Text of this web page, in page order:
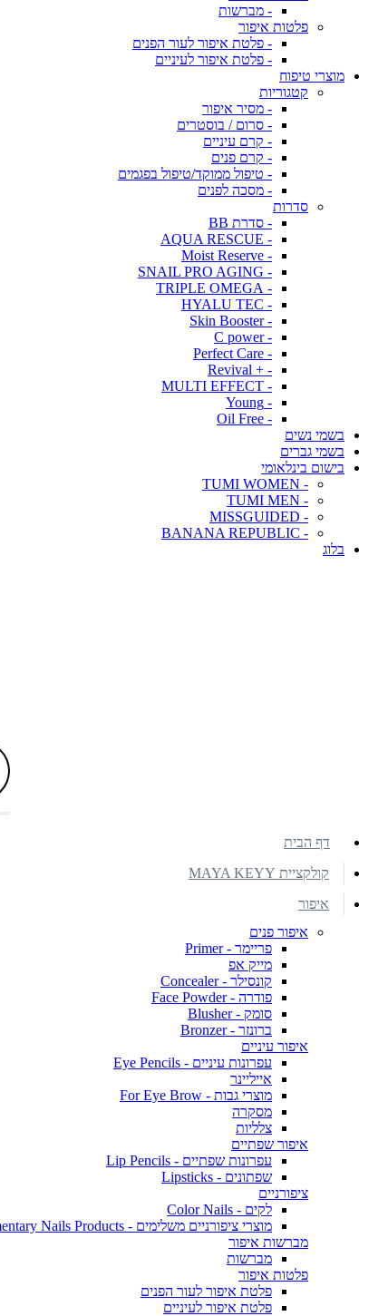
- מברשות
פלטות איפור
- פלטת איפור לעור הפנים
- פלטת איפור לעיניים
מוצרי טיפוח
קטגוריות
- מסיר איפור
- סרום / בוסטרים
- קרם עיניים
- קרם פנים
- טיפול ממוקד/טיפול בפגמים
- מסכה לפנים
סדרות
- סדרת BB
- AQUA RESCUE
- Moist Reserve
- SNAIL PRO AGING
- TRIPLE OMEGA
- HYALU TEC
- Skin Booster
- C power
- Perfect Care
- + Revival
- MULTI EFFECT
- Young
- Oil Free
בשמי נשים
בשמי גברים
בישום בינלאומי
- TUMI WOMEN
- TUMI MEN
- MISSGUIDED
- BANANA REPUBLIC
בלוג
דף הבית
קולקציית MAYA KEYY
איפור
איפור פנים
פריימר - Primer
מייק אפ
קונסילר - Concealer
פודרה - Face Powder
סומק - Blusher
ברונזר - Bronzer
איפור עיניים
עפרונות עיניים - Eye Pencils
אייליינר
מוצרי גבות - For Eye Brow
מסקרה
צלליות
איפור שפתיים
עפרונות שפתיים - Lip Pencils
שפתונים - Lipsticks
ציפורניים
לקים - Color Nails
מוצרי ציפורניים משלימים - Complimentary Nails Products
מברשות איפור
מברשות
פלטות איפור
פלטת איפור לעור הפנים
פלטת איפור לעיניים